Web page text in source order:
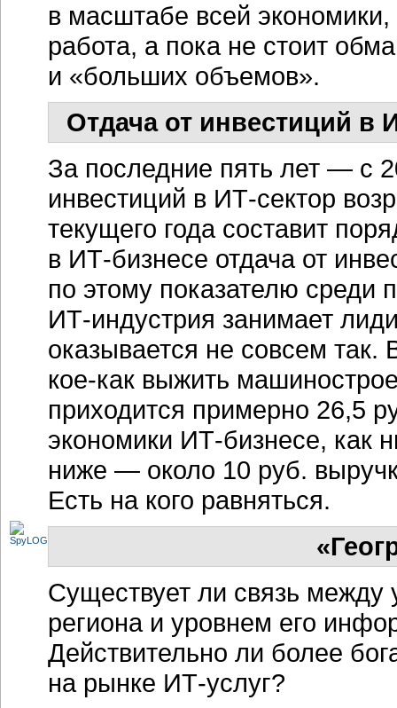
в масштабе всей
работа, а пока не стоит
и «больших объемов».
Отдача от инвестиций в
За последние пять лет — с
инвестиций в ИТ-сектор
текущего года составит
в ИТ-бизнесе отдача от
по этому показателю среди
ИТ-индустрия занимает
оказывается не совсем
кое-как выжить
приходится примерно 26,5
экономики ИТ-бизнесе, как
ниже — около 10 руб.
Есть на кого равняться.
Существует ли связь между
региона и уровнем его
Действительно ли более
на рынке ИТ-услуг?